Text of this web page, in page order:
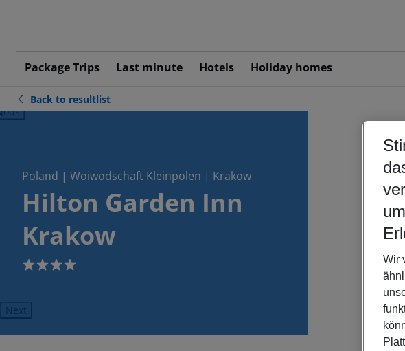
Package Trips Last minute Hotels Holiday homes
Back to resultlist
Poland | Woiwodschaft Kleinpolen | Krakow
Hilton Garden Inn
Krakow
4
Next
Wir